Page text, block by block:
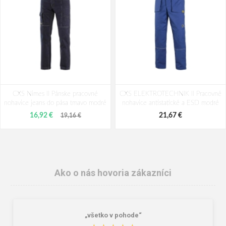
CXS Nimes II Pánske pracovné
nohavice jeans do pása tmavo modré
16,92 € 19,16 €
CXS ELEKTROTECHNIK II Pracovné
nohavice antistatické a ESD modré
21,67 €
Ako o nás hovoria zákazníci
„všetko v pohode“